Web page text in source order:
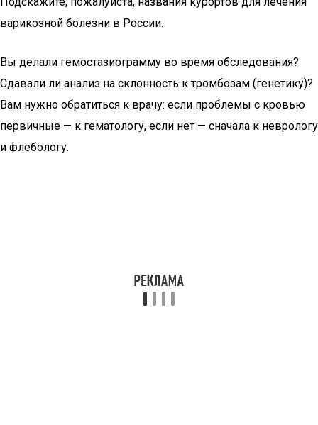
варикозной болезни в России.
Вы делали гемостазиограмму во время обследования?
Сдавали ли анализ на склонность к тромбозам (генетику)?
Вам нужно обратиться к врачу: если проблемы с кровью
первичные — к гематологу, если нет — сначала к неврологу
и флебологу.